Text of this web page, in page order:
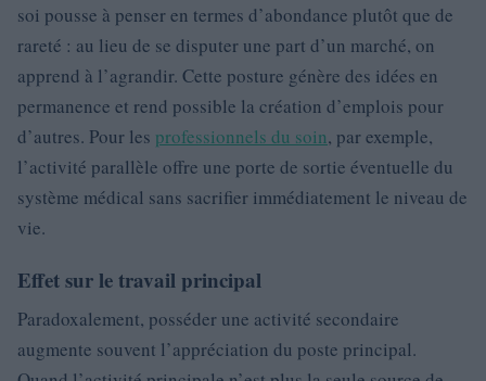
soi pousse à penser en termes d’abondance plutôt que de
rareté : au lieu de se disputer une part d’un marché, on
apprend à l’agrandir. Cette posture génère des idées en
permanence et rend possible la création d’emplois pour
d’autres. Pour les professionnels du soin, par exemple,
l’activité parallèle offre une porte de sortie éventuelle du
système médical sans sacrifier immédiatement le niveau de
vie.
Effet sur le travail principal
Paradoxalement, posséder une activité secondaire
augmente souvent l’appréciation du poste principal.